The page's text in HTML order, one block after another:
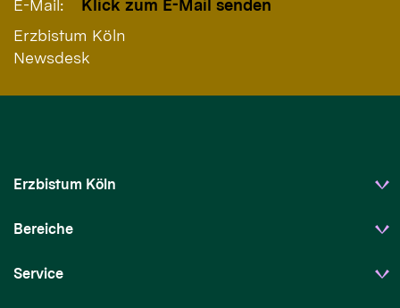
E-Mail:
Klick zum E-Mail senden
Erzbistum Köln
Newsdesk
Erzbistum Köln
Bereiche
Service